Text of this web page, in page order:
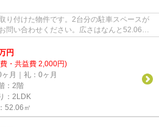
り付けた物件です。2台分の駐車スペースが
問い合わせください。広さはなんと52.06
円
・共益費 2,000円)
ヶ月｜礼：0ヶ月
：2階
：2LDK
52.06㎡